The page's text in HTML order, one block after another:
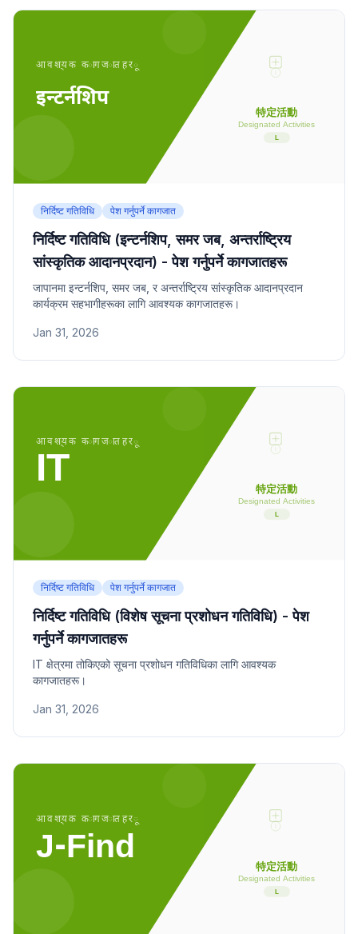
निर्दिष्ट गतिविधि पेश गर्नुपर्ने कागजात
निर्दिष्ट गतिविधि (इन्टर्नशिप, समर जब, अन्तर्राष्ट्रिय
सांस्कृतिक आदानप्रदान) - पेश गर्नुपर्ने कागजातहरू
जापानमा इन्टर्नशिप, समर जब, र अन्तर्राष्ट्रिय सांस्कृतिक आदानप्रदान
कार्यक्रम सहभागीहरूका लागि आवश्यक कागजातहरू।
Jan 31, 2026
निर्दिष्ट गतिविधि पेश गर्नुपर्ने कागजात
निर्दिष्ट गतिविधि (विशेष सूचना प्रशोधन गतिविधि) - पेश
गर्नुपर्ने कागजातहरू
IT क्षेत्रमा तोकिएको सूचना प्रशोधन गतिविधिका लागि आवश्यक
कागजातहरू।
Jan 31, 2026